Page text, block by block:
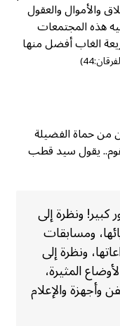
والأموال والعقول
هذه المجتمعات
الغاب أفضل منها
من حماة الفضيلة
يقول سيد قطب
ونظرة إلى
ومسابقات
ونظرة إلى
المثيرة،
وأجهزة والإعلام